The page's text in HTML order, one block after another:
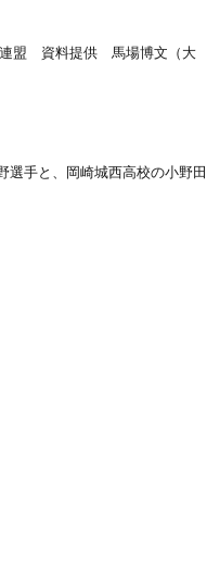
連盟 資料提供 馬場博文（大
手と、岡崎城西高校の小野田